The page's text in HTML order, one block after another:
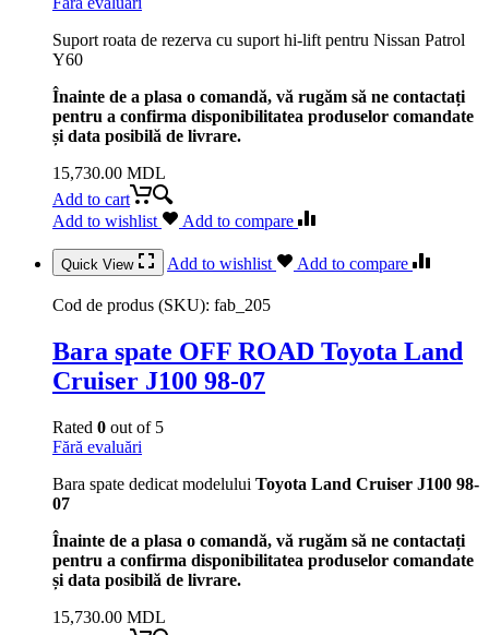
Suport roata de rezerva cu suport hi-lift pentru Nissan Patrol
Y60
Înainte de a plasa o comandă, vă rugăm să ne contactați
pentru a confirma disponibilitatea produselor comandate
și data posibilă de livrare.
15,730.00 MDL
Add to cart
Add to wishlist
Add to compare
Quick View Add to wishlist Add to compare
Cod de produs (SKU): fab_205
Bara spate OFF ROAD Toyota Land
Cruiser J100 98-07
Rated 0 out of 5
Fără evaluări
Bara spate dedicat modelului Toyota Land Cruiser J100 98-
07
Înainte de a plasa o comandă, vă rugăm să ne contactați
pentru a confirma disponibilitatea produselor comandate
și data posibilă de livrare.
15,730.00 MDL